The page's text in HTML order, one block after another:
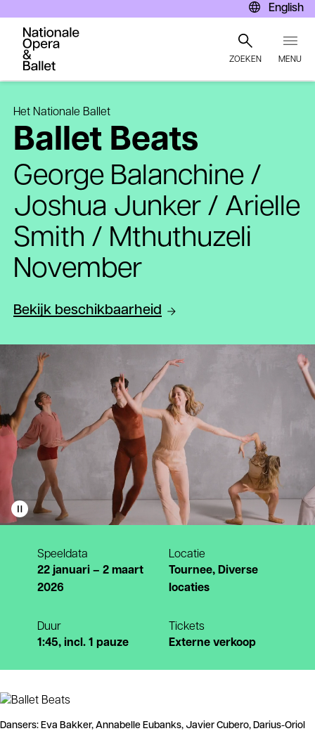
en
naar
de
inhoud
gaan
English
ZOEKEN MENU
Het Nationale Ballet
Ballet Beats
George Balanchine /
Joshua Junker / Arielle
Smith / Mthuthuzeli
November
Bekijk beschikbaarheid
Bekijk beschikbaarheid
Play
video
Speeldata
22 januari – 2 maart
2026
Locatie
Tournee, Diverse
locaties
Duur
1:45, incl. 1 pauze
Tickets
Externe verkoop
Dansers: Eva Bakker, Annabelle Eubanks, Javier Cubero, Darius-Oriol